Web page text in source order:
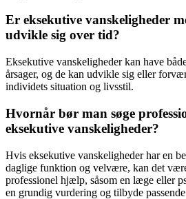
Er eksekutive vanskeligheder
udvikle sig over tid?
Eksekutive vanskeligheder kan have
årsager, og de kan udvikle sig eller
individets situation og livsstil.
Hvornår bør man søge
eksekutive vanskeligheder?
Hvis eksekutive vanskeligheder har en
daglige funktion og velvære, kan det
professionel hjælp, såsom en læge eller
en grundig vurdering og tilbyde